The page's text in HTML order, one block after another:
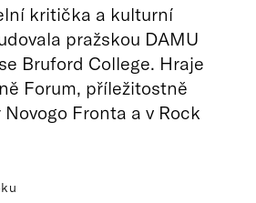
kritička a kulturní
pražskou DAMU
Bruford College. Hraje
Forum, příležitostně
Fronta a v Rock